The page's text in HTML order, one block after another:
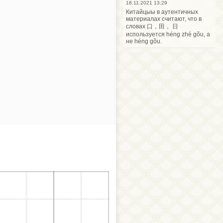
18.11.2021 13:29
Китайцыы в аутентичных
материалах считают, что в
словах 口，田， 日
используется héng zhé gõu, а
не héng gõu.